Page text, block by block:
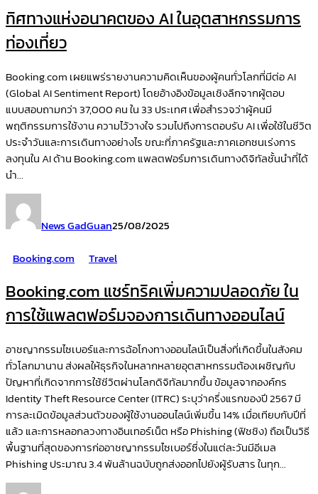
ทิศทางแห่งอนาคตของ AI ในอุตสาหกรรมการ
ท่องเที่ยว
Booking.com เผยแพร่รายงานความคิดเห็นของผู้คนทั่วโลกที่มีต่อ AI
(Global AI Sentiment Report) โดยอ้างอิงข้อมูลเชิงลึกจากผู้ตอบ
แบบสอบถามกว่า 37,000 คน ใน 33 ประเทศ เพื่อสำรวจว่าผู้คนมี
พฤติกรรมการใช้งาน ความไว้วางใจ รวมไปถึงการตอบรับ AI เพื่อใช้ในชีวิต
ประจำวันและการเดินทางอย่างไร ขณะที่ภาครัฐและภาคเอกชนเร่งการ
ลงทุนใน AI ด้าน Booking.com แพลตฟอร์มการเดินทางดิจิทัลชั้นนำที่ได้
นำ...
News GadGuan25/08/2025
Booking.com
Travel
Booking.com แชร์ทริคเพิ่มความปลอดภัย ใน
การใช้แพลตฟอร์มจองการเดินทางออนไลน์
อาชญากรรมไซเบอร์และการฉ้อโกงทางออนไลน์เป็นสิ่งที่เกิดขึ้นในสังคม
ทั่วโลกมานาน ส่งผลให้ธุรกิจในหลากหลายอุตสาหกรรมต้องเผชิญกับ
ปัญหาที่เกิดจากการใช้ชีวิตผ่านโลกดิจิทัลมากขึ้น ข้อมูลจากองค์กร
Identity Theft Resource Center (ITRC) ระบุว่าครึ่งแรกของปี 2567 มี
การละเมิดข้อมูลส่วนตัวของผู้ใช้งานออนไลน์เพิ่มขึ้น 14% เมื่อเทียบกับปีที่
แล้ว และการหลอกลวงทางอินเทอร์เน็ต หรือ Phishing (ฟิชชิง) ถือเป็นวิธี
พื้นฐานที่สุดของการก่ออาชญากรรมไซเบอร์ซึ่งในแต่ละวันมีอีเมล
Phishing ประมาณ 3.4 พันล้านฉบับถูกส่งออกไปยังผู้รับสาร ในทุก...